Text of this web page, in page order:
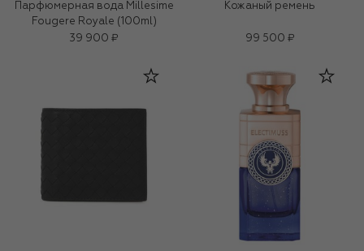
Парфюмерная вода Millesime
Fougere Royale (100ml)
39 900 ₽
Кожаный ремень
99 500 ₽